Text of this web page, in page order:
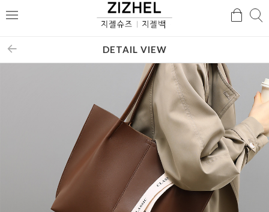
메
검
DETAIL VIEW